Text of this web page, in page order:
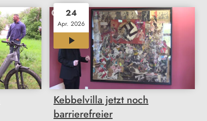
24
Apr. 2026
Kebbelvilla jetzt noch
barrierefreier